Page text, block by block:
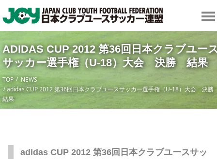
ADIDAS CUP 2012 第36回日本クラブユー
サッカー選手権（U-18）大会 決勝 結果
TOP
NEWS
adidas CUP 2012 第36回日本クラブユースサッカー選手権（U-18）大会 決
結果
adidas CUP 2012 第36回日本クラブユースサッ